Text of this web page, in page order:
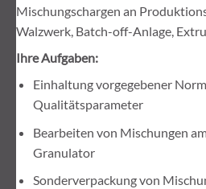
Mischungschargen an
Walzwerk, Batch-off-Anlage,
Ihre Aufgaben:
Einhaltung vorgegebener
Qualitätsparameter
Bearbeiten von Mischungen
Granulator
Sonderverpackung von